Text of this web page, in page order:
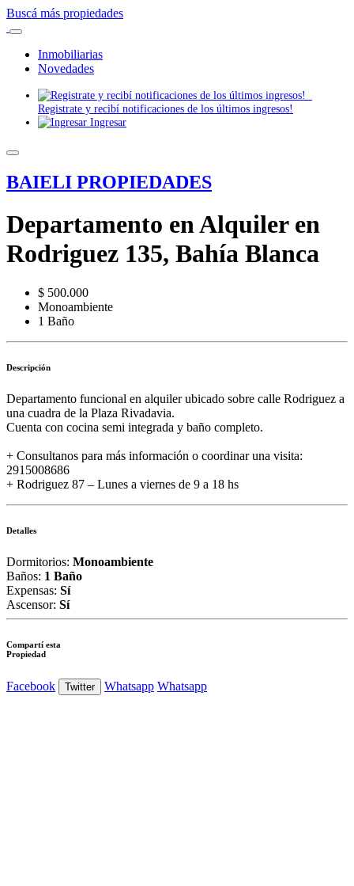
Buscá más propiedades
Inmobiliarias
Novedades
Registrate y recibí notificaciones de los últimos ingresos!
Ingresar
BAIELI PROPIEDADES
Departamento en Alquiler en
Rodriguez 135, Bahía Blanca
$ 500.000
Monoambiente
1 Baño
Descripción
Departamento funcional en alquiler ubicado sobre calle Rodriguez a
una cuadra de la Plaza Rivadavia.
Cuenta con cocina semi integrada y baño completo.
+ Consultanos para más información o coordinar una visita:
2915008686
+ Rodriguez 87 – Lunes a viernes de 9 a 18 hs
Detalles
Dormitorios: Monoambiente
Baños: 1 Baño
Expensas: Sí
Ascensor: Sí
Compartí esta
Propiedad
Facebook Twitter Whatsapp Whatsapp